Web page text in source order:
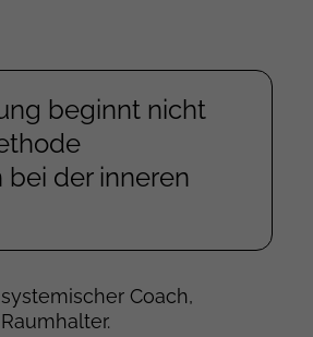
beginnt nicht
bei der inneren
Coach,